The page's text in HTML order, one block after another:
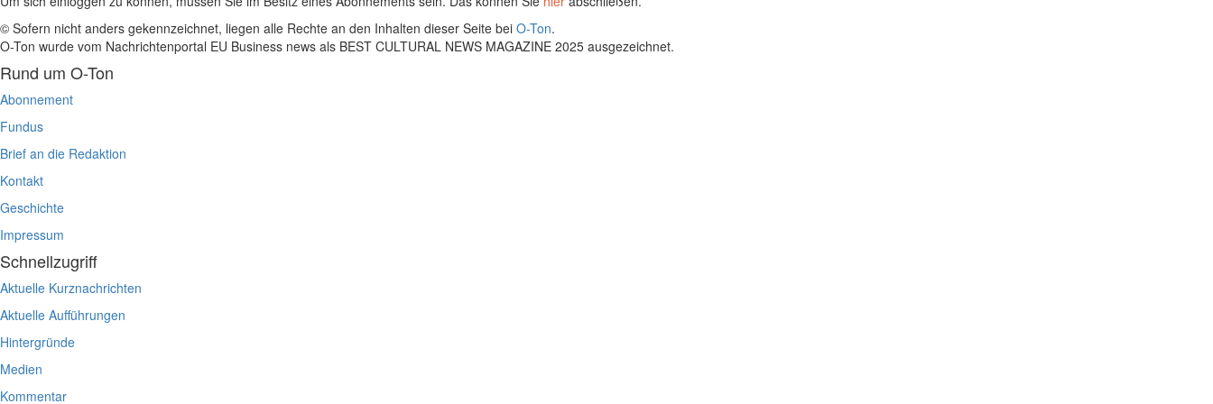
© Sofern nicht anders gekennzeichnet, liegen alle Rechte an den Inhalten dieser Seite bei O-Ton.
O-Ton wurde vom Nachrichtenportal EU Business news als BEST CULTURAL NEWS MAGAZINE 2025 ausgezeichnet.
Rund um O-Ton
Abonnement
Fundus
Brief an die Redaktion
Kontakt
Geschichte
Impressum
Schnellzugriff
Aktuelle Kurznachrichten
Aktuelle Aufführungen
Hintergründe
Medien
Kommentar